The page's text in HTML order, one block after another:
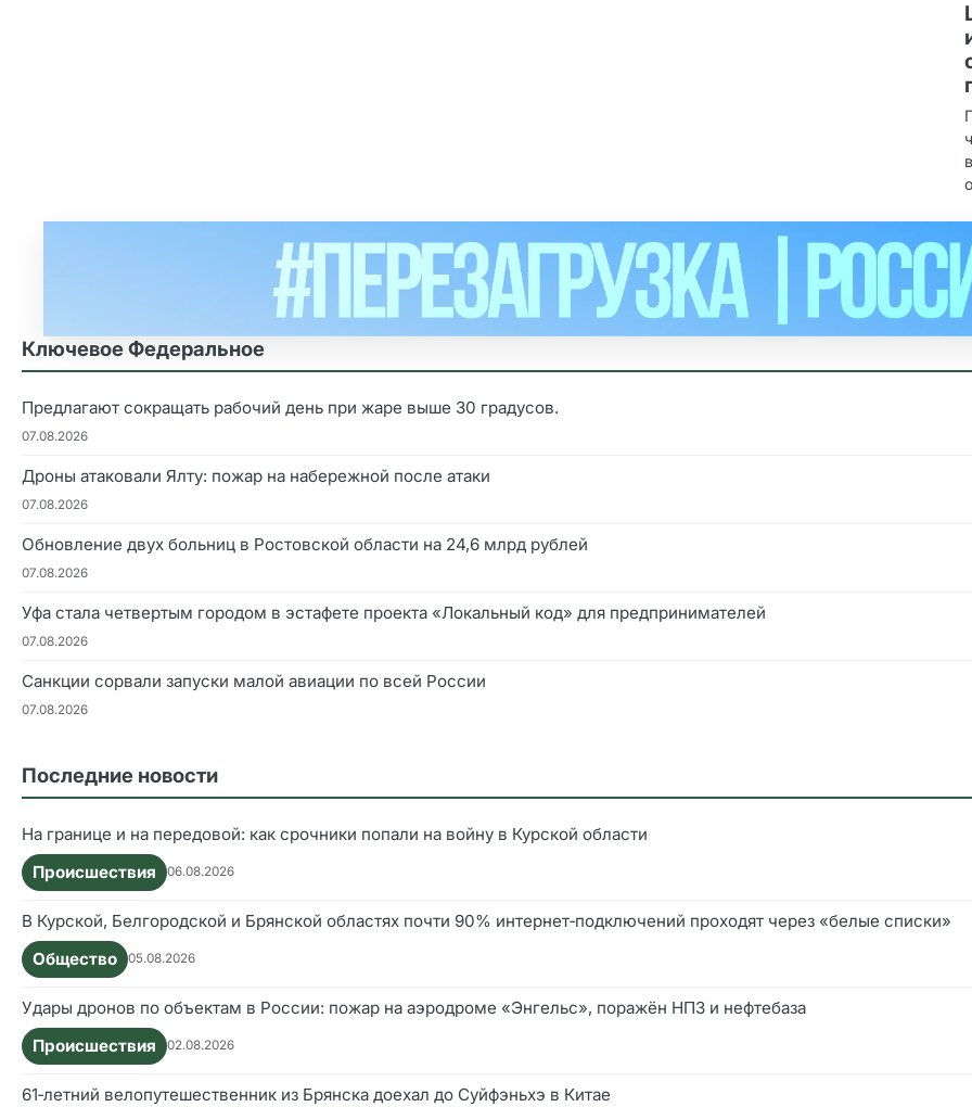
Ключевое Федеральное
Предлагают сокращать рабочий день при жаре выше 30 градусов.
07.08.2026
Дроны атаковали Ялту: пожар на набережной после атаки
07.08.2026
Обновление двух больниц в Ростовской области на 24,6 млрд рублей
07.08.2026
Уфа стала четвертым городом в эстафете проекта «Локальный код» для предпринимателей
07.08.2026
Санкции сорвали запуски малой авиации по всей России
07.08.2026
Последние новости
На границе и на передовой: как срочники попали на войну в Курской области
Происшествия
06.08.2026
В Курской, Белгородской и Брянской областях почти 90% интернет‑подключений проходят через «белые списки»
Общество
05.08.2026
Удары дронов по объектам в России: пожар на аэродроме «Энгельс», поражён НПЗ и нефтебаза
Происшествия
02.08.2026
61‑летний велопутешественник из Брянска доехал до Суйфэньхэ в Китае